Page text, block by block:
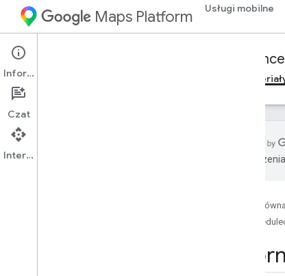
Maps Platform Usługi mobilne
Mobility Services Consumer experience
Przegląd
Strona główna
Informacje
Czat
Interfejs API